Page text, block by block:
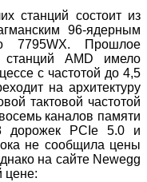
станций состоит из
96-ядерным
7795WX. Прошлое
AMD имело
с частотой до 4,5
на архитектуру
тактовой частотой
каналов памяти
дорожек PCIe 5.0 и
не сообщила цены
на сайте Newegg
цене: